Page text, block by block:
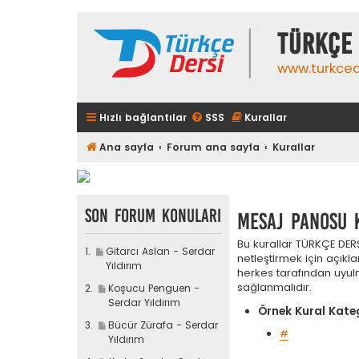
Hızlı bağlantılar SSS Kurallar
Ana sayfa Forum ana sayfa Kurallar
Mesaj
Bu kurallar TÜRKÇE
netleştirmek için
herkes tarafından
sağlanmalıdır.
Örnek Kural
#
Son Forum Konuları
S
o
m
e
s
a
Gitarcı Aslan - Serdar
Yıldırım
S
o
m
e
Koşucu Penguen -
Serdar Yıldırım
S
o
Bücür Zürafa - Serdar
Yıldırım